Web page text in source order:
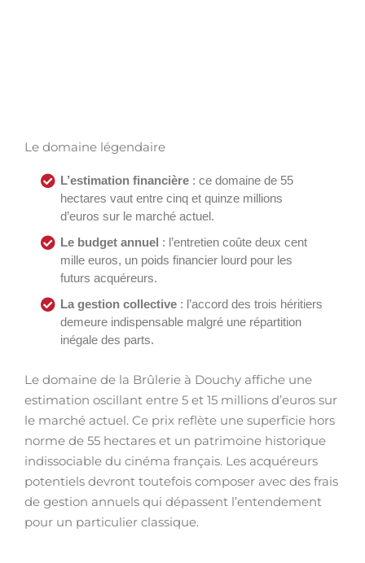
Le domaine légendaire
L’estimation financière : ce domaine de 55
hectares vaut entre cinq et quinze millions
d’euros sur le marché actuel.
Le budget annuel : l’entretien coûte deux cent
mille euros, un poids financier lourd pour les
futurs acquéreurs.
La gestion collective : l’accord des trois héritiers
demeure indispensable malgré une répartition
inégale des parts.
Le domaine de la Brûlerie à Douchy affiche une
estimation oscillant entre 5 et 15 millions d’euros sur
le marché actuel. Ce prix reflète une superficie hors
norme de 55 hectares et un patrimoine historique
indissociable du cinéma français. Les acquéreurs
potentiels devront toutefois composer avec des frais
de gestion annuels qui dépassent l’entendement
pour un particulier classique.